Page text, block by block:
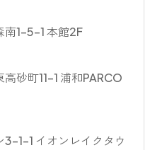
南1-5-1 本館2F
砂町11-1 浦和PARCO
1-1 イオンレイクタウ